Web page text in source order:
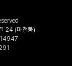
24 (마전동)